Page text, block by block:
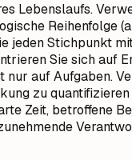
Lebenslaufs.
Reihenfolge
jeden Stichpunkt
Sie sich auf
nur auf Aufgaben.
zu
Zeit, betroffene